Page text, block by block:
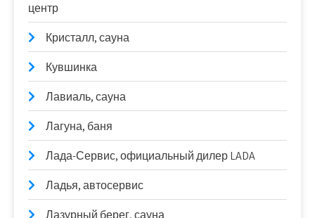
центр
Кристалл, сауна
Кувшинка
Лавиаль, сауна
Лагуна, баня
Лада-Сервис, официальный дилер LADA
Ладья, автосервис
Лазурный берег, сауна